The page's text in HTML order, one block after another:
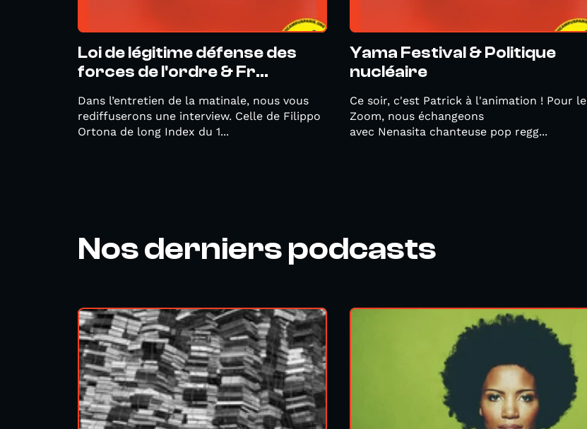
Loi de légitime défense des
forces de l'ordre & Fr...
Dans l’entretien de la matinale, nous vous
rediffuserons une interview. Celle de Filippo
Ortona de long Index du 1...
Yama Festival & Politique
nucléaire
Ce soir, c'est Patrick à l'animation ! Pour le
Zoom, nous échangeons
avec Nenasita chanteuse pop regg...
Nos derniers podcasts